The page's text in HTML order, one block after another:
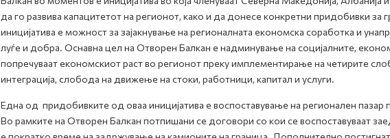
да го развива капацитетот на регионот, како и да донесе конкретни придобивки за
иницијатива е можност за зајакнување на регионалната економска соработка и
луѓе и добра. Оснавна цел на Отворен Балкан е надминување на социјалните,
попречуваат економскиот раст во регионот преку имплементирање на четирите
интеграција, слобода на движење на стоки, работници, капитал и услуги.
Една од придобивките од оваа иницијатива e воспоставување на регионален пазар
Во рамките на Отворен Балкан потпишани се договори со кои се воспоставуваат